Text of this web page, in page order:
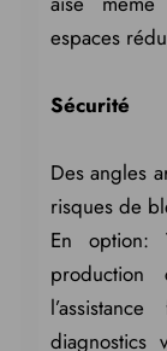
espaces
Sécurité
Des angles
risques de
En option:
diagnostics